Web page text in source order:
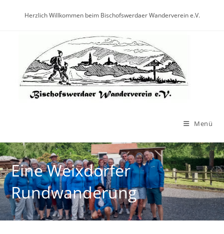
Herzlich Willkommen beim Bischofswerdaer Wanderverein e.V.
Menü
Eine Weixdorfer
Rundwanderung